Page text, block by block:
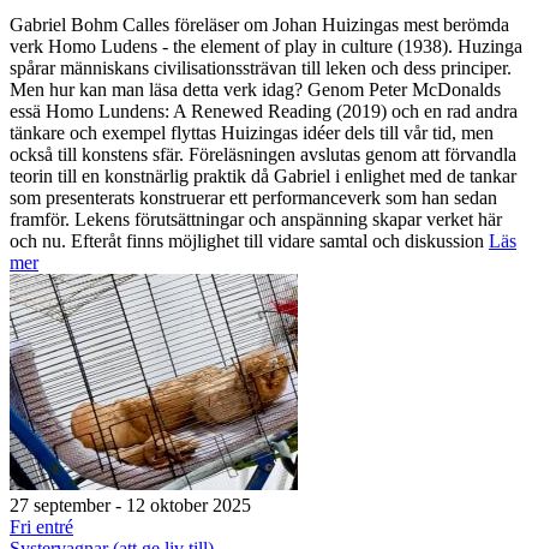
Gabriel Bohm Calles föreläser om Johan Huizingas mest berömda
verk Homo Ludens - the element of play in culture (1938). Huzinga
spårar människans civilisationssträvan till leken och dess principer.
Men hur kan man läsa detta verk idag? Genom Peter McDonalds
essä Homo Lundens: A Renewed Reading (2019) och en rad andra
tänkare och exempel flyttas Huizingas idéer dels till vår tid, men
också till konstens sfär. Föreläsningen avslutas genom att förvandla
teorin till en konstnärlig praktik då Gabriel i enlighet med de tankar
som presenterats konstruerar ett performanceverk som han sedan
framför. Lekens förutsättningar och anspänning skapar verket här
och nu. Efteråt finns möjlighet till vidare samtal och diskussion Läs
mer
27 september - 12 oktober 2025
Fri entré